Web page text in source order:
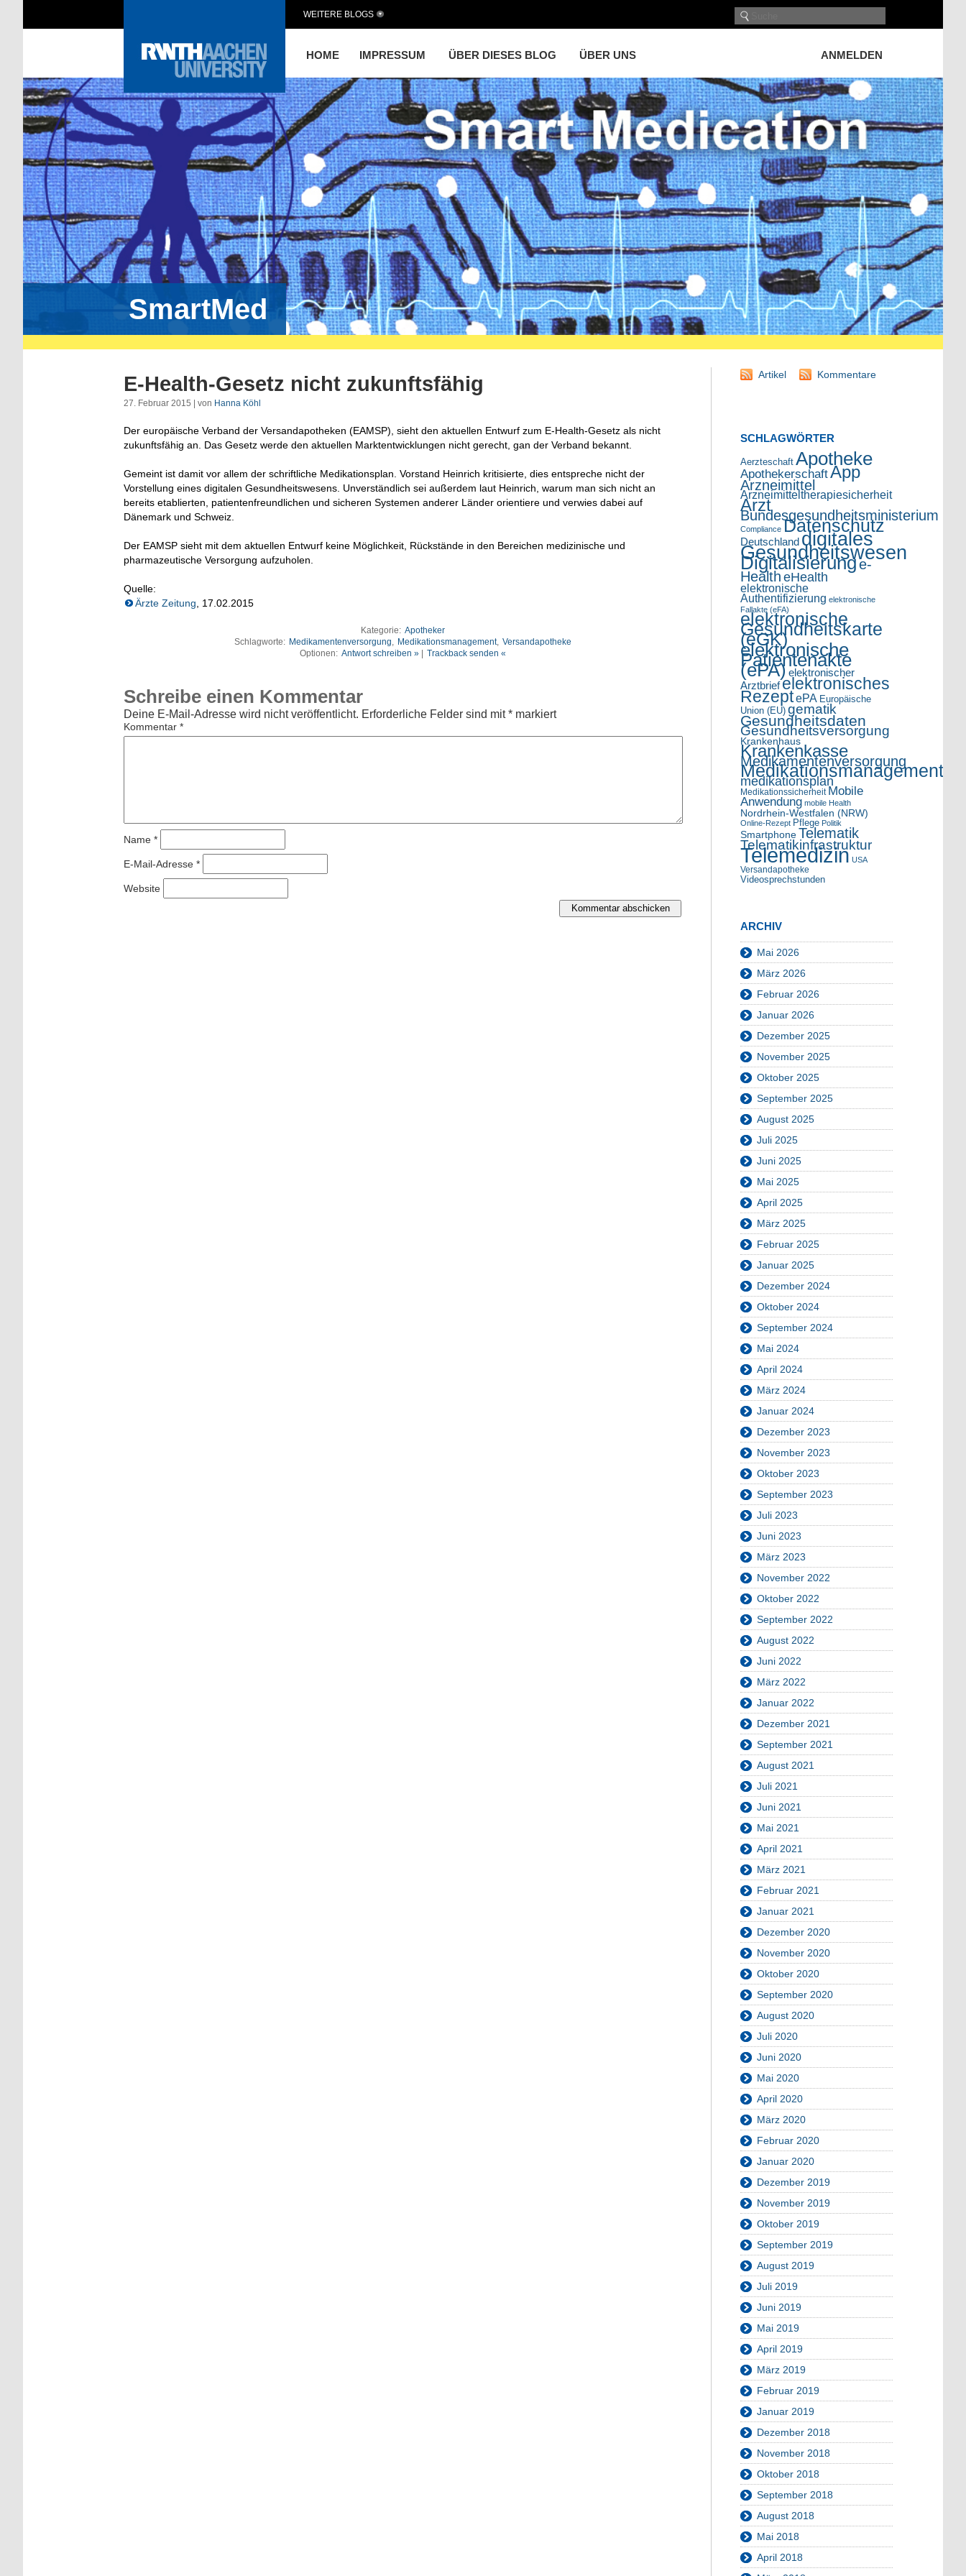
HOME IMPRESSUM ÜBER DIESES BLOG ÜBER UNS ANMELDEN
WEITERE BLOGS
SmartMed
E-Health-Gesetz nicht zukunftsfähig
27. Februar 2015 | von Hanna Köhl
Der europäische Verband der Versandapotheken (EAMSP), sieht den aktuellen Entwurf zum E-Health-Gesetz als nicht
zukunftsfähig an. Das Gesetz werde den aktuellen Marktentwicklungen nicht gerecht, gan der Verband bekannt.
Gemeint ist damit vor allem der schriftliche Medikationsplan. Vorstand Heinrich kritisierte, dies entspreche nicht der
Vorstellung eines digitalen Gesundheitswesens. Unverständlich sei außerdem laut Heinrich, warum man sich nicht an
bereits etablierten, patientenfreundlichen und sicheren Systemen anderer Länder orientiere und verwies dabei auf
Dänemark und Schweiz.
Der EAMSP sieht mit dem aktuellen Entwurf keine Möglichkeit, Rückstände in den Bereichen medizinische und
pharmazeutische Versorgung aufzuholen.
Quelle:
Ärzte Zeitung , 17.02.2015
Kategorie: Apotheker
Schlagworte: Medikamentenversorgung, Medikationsmanagement, Versandapotheke
Optionen: Antwort schreiben »| Trackback senden «
Schreibe einen Kommentar
Deine E-Mail-Adresse wird nicht veröffentlicht. Erforderliche Felder sind mit* markiert
Kommentar *
Name *
E-Mail-Adresse *
Website
Artikel Kommentare
SCHLAGWÖRTER
Aerzteschaft Apotheke
ApothekerschaftApp
Arzneimittel
Arzneimitteltherapiesicherheit
Arzt
Bundesgesundheitsministerium
Compliance Datenschutz
Deutschlanddigitales
Gesundheitswesen
Digitalisierunge-
Health eHealth
elektronische
Authentifizierung elektronische
Fallakte (eFA)
elektronische
Gesundheitskarte
(eGK)
elektronische
Patientenakte
(ePA) elektronischer
Arztbriefelektronisches
RezeptePA Europäische
Union (EU) gematik
Gesundheitsdaten
Gesundheitsversorgung
Krankenhaus
Krankenkasse
Medikamentenversorgung
Medikationsmanagement
medikationsplan
Medikationssicherheit Mobile
Anwendung mobile Health
Nordrhein-Westfalen (NRW)
Online-Rezept Pflege Politik
Smartphone Telematik
Telematikinfrastruktur
Telemedizin USA
Versandapotheke
Videosprechstunden
ARCHIV
Mai 2026
März 2026
Februar 2026
Januar 2026
Dezember 2025
November 2025
Oktober 2025
September 2025
August 2025
Juli 2025
Juni 2025
Mai 2025
April 2025
März 2025
Februar 2025
Januar 2025
Dezember 2024
Oktober 2024
September 2024
Mai 2024
April 2024
März 2024
Januar 2024
Dezember 2023
November 2023
Oktober 2023
September 2023
Juli 2023
Juni 2023
März 2023
November 2022
Oktober 2022
September 2022
August 2022
Juni 2022
März 2022
Januar 2022
Dezember 2021
September 2021
August 2021
Juli 2021
Juni 2021
Mai 2021
April 2021
März 2021
Februar 2021
Januar 2021
Dezember 2020
November 2020
Oktober 2020
September 2020
August 2020
Juli 2020
Juni 2020
Mai 2020
April 2020
März 2020
Februar 2020
Januar 2020
Dezember 2019
November 2019
Oktober 2019
September 2019
August 2019
Juli 2019
Juni 2019
Mai 2019
April 2019
März 2019
Februar 2019
Januar 2019
Dezember 2018
November 2018
Oktober 2018
September 2018
August 2018
Mai 2018
April 2018